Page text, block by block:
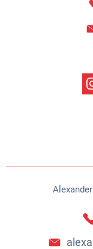
Alexander